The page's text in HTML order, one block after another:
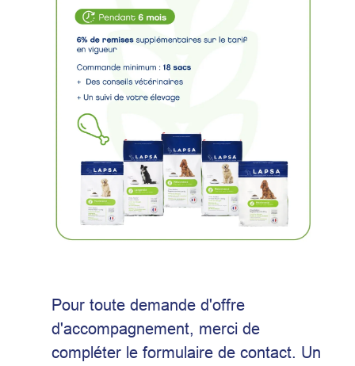
Pour toute demande d'offre
d'accompagnement, merci de
compléter le formulaire de contact. Un